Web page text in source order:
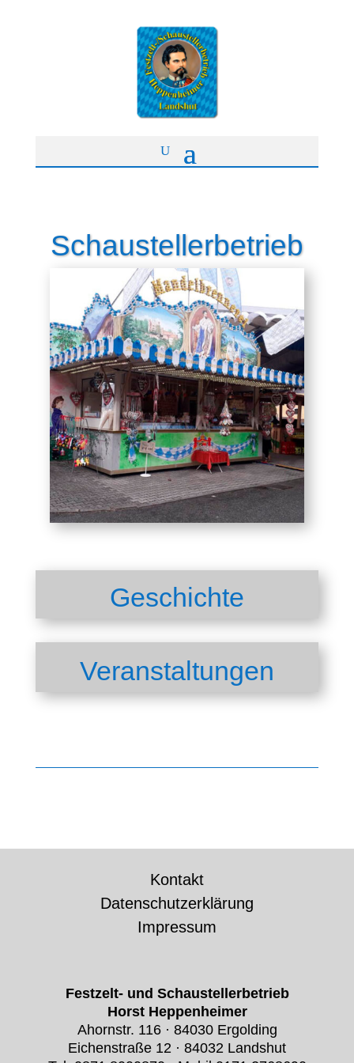
Schaustellerbetrieb
Geschichte
Veranstaltungen
Kontakt
Datenschutzerklärung
Impressum
Festzelt- und Schaustellerbetrieb
Horst Heppenheimer
Ahornstr. 116 · 84030 Ergolding
Eichenstraße 12 · 84032 Landshut